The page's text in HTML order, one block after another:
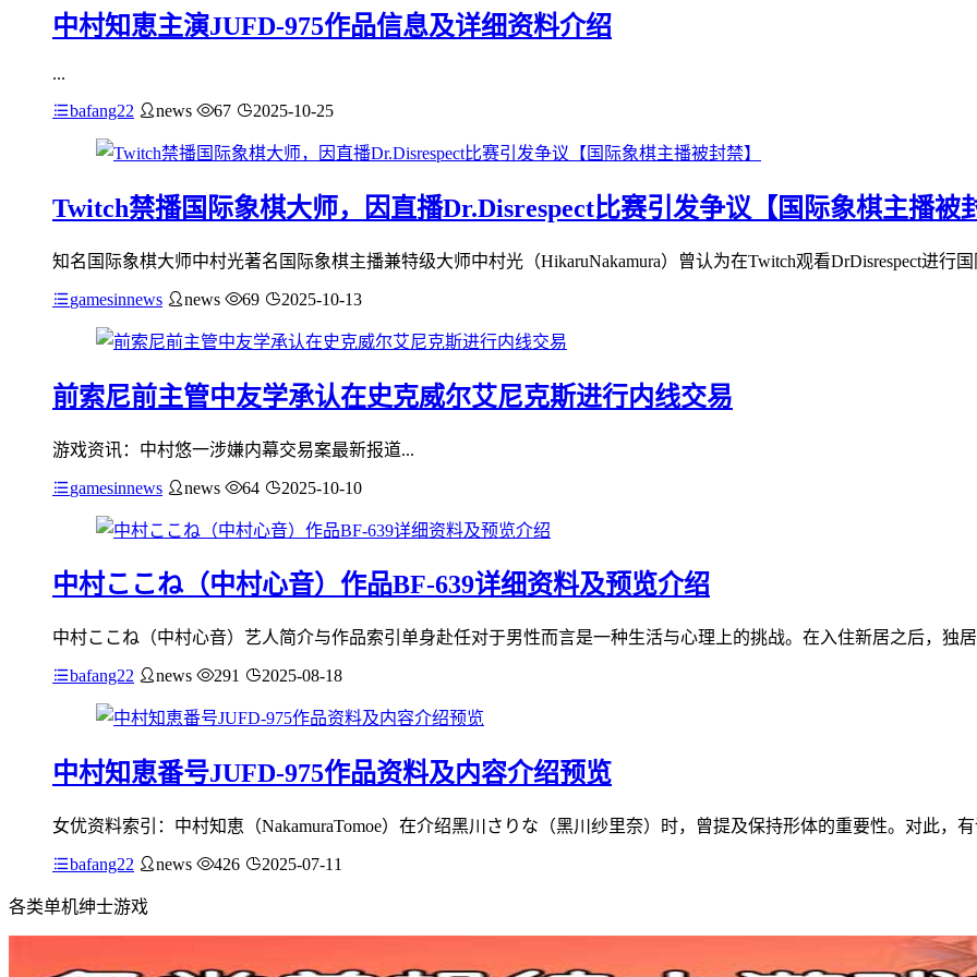
中村知恵主演JUFD-975作品信息及详细资料介绍
...
bafang22
news 67 2025-10-25
Twitch禁播国际象棋大师，因直播Dr.Disrespect比赛引发争议【国际象棋主播被
知名国际象棋大师中村光著名国际象棋主播兼特级大师中村光（HikaruNakamura）曾认为在Twitch观看DrDisrespect进行
gamesinnews news 69 2025-10-13
前索尼前主管中友学承认在史克威尔艾尼克斯进行内线交易
游戏资讯：中村悠一涉嫌内幕交易案最新报道...
gamesinnews news 64 2025-10-10
中村ここね（中村心音）作品BF-639详细资料及预览介绍
中村ここね（中村心音）艺人简介与作品索引单身赴任对于男性而言是一种生活与心理上的挑战。在入住新居之后，独
bafang22 news 291 2025-08-18
中村知恵番号JUFD-975作品资料及内容介绍预览
女优资料索引：中村知恵（NakamuraTomoe）在介绍黑川さりな（黑川纱里奈）时，曾提及保持形体的重要性。对此，
bafang22 news 426 2025-07-11
各类单机绅士游戏